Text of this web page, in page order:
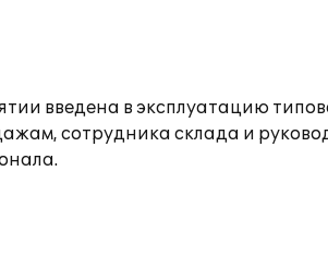
введена в эксплуатацию
сотрудника склада и